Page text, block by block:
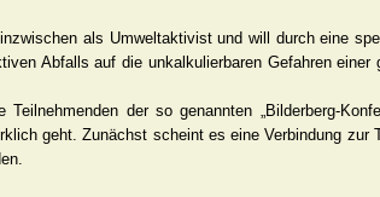
als Umweltaktivist und will durch eine
Abfalls auf die unkalkulierbaren Gefahren einer
der so genannten „Bilderberg-
geht. Zunächst scheint es eine Verbindung zur